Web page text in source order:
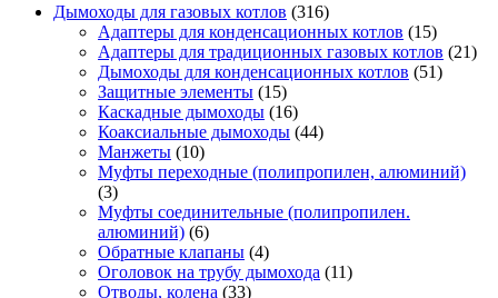
Дымоходы для газовых котлов (316)
Адаптеры для конденсационных котлов (15)
Адаптеры для традиционных газовых котлов (21)
Дымоходы для конденсационных котлов (51)
Защитные элементы (15)
Каскадные дымоходы (16)
Коаксиальные дымоходы (44)
Манжеты (10)
Муфты переходные (полипропилен, алюминий)
(3)
Муфты соединительные (полипропилен.
алюминий) (6)
Обратные клапаны (4)
Оголовок на трубу дымохода (11)
Отводы, колена (33)